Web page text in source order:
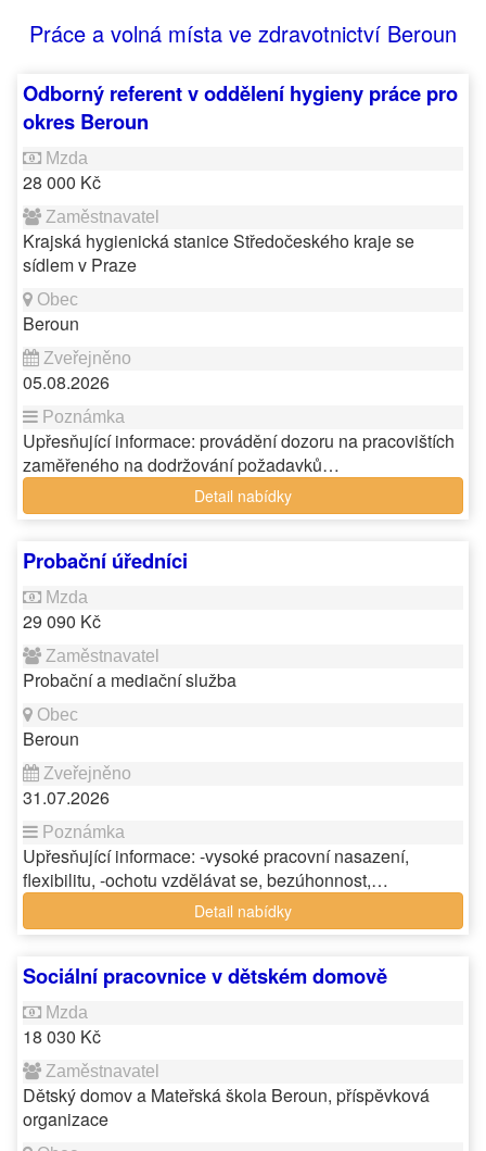
Práce a volná místa ve zdravotnictví Beroun
Odborný referent v oddělení hygieny práce pro
okres Beroun
28 000 Kč
Krajská hygienická stanice Středočeského kraje se
sídlem v Praze
Beroun
05.08.2026
Upřesňující informace: provádění dozoru na pracovištích
zaměřeného na dodržování požadavků…
Detail nabídky
Probační úředníci
29 090 Kč
Probační a mediační služba
Beroun
31.07.2026
Upřesňující informace: -vysoké pracovní nasazení,
flexibilitu, -ochotu vzdělávat se, bezúhonnost,…
Detail nabídky
Sociální pracovnice v dětském domově
18 030 Kč
Dětský domov a Mateřská škola Beroun, příspěvková
organizace